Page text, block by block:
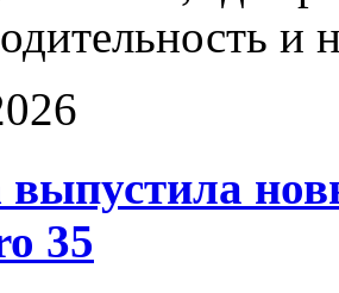
и
35